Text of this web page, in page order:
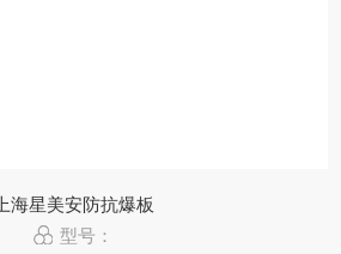
上海星美安防抗爆板
型号：